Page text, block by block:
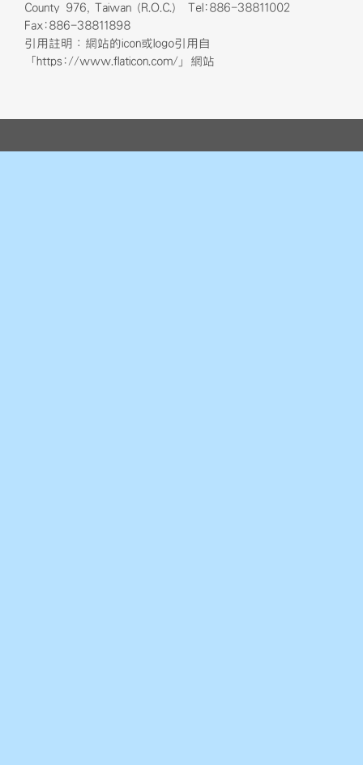
County 976, Taiwan (R.O.C.) Tel:886-38811002
Fax:886-38811898
引用註明：網站的icon或logo引用自
「https://www.flaticon.com/」網站